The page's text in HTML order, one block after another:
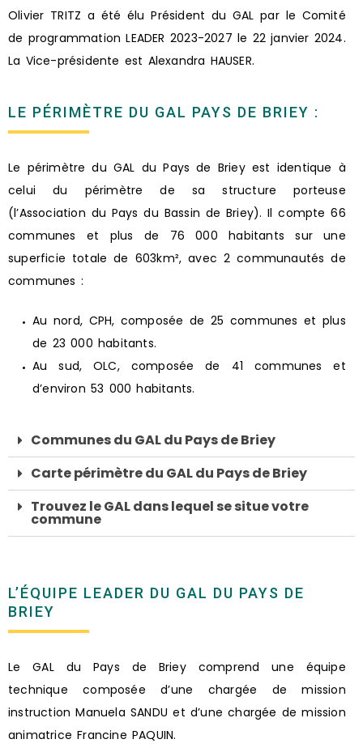
Olivier TRITZ a été élu Président du GAL par le Comité
de programmation LEADER 2023-2027 le 22 janvier 2024.
La Vice-présidente est Alexandra HAUSER.
LE PÉRIMÈTRE DU GAL PAYS DE BRIEY :
Le périmètre du GAL du Pays de Briey est identique à
celui du périmètre de sa structure porteuse
(l’Association du Pays du Bassin de Briey). Il compte 66
communes et plus de 76 000 habitants sur une
superficie totale de 603km², avec 2 communautés de
communes :
Au nord, CPH, composée de 25 communes et plus
de 23 000 habitants.
Au sud, OLC, composée de 41 communes et
d’environ 53 000 habitants.
Communes du GAL du Pays de Briey
Carte périmètre du GAL du Pays de Briey
Trouvez le GAL dans lequel se situe votre
commune
L’ÉQUIPE LEADER DU GAL DU PAYS DE
BRIEY
Le GAL du Pays de Briey comprend une équipe
technique composée d’une chargée de mission
instruction Manuela SANDU et d’une chargée de mission
animatrice Francine PAQUIN.